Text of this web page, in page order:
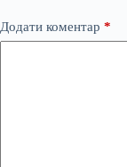
Додати коментар *